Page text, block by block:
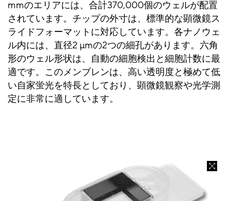
mmのエリアには、合計370,000個のウェルが配置
されています。チップの外寸は、標準的な顕微鏡ス
ライドフォーマットに対応しています。各ナノウェ
ル内には、直径2 µmの2つの細孔があります。六角
形のウェル形状は、自動の細胞検出と細胞計数に最
適です。このメンブレンは、高い透明度と極めて低
い自家蛍光を特長としており、顕微鏡観察や光学測
定に非常に適しています。